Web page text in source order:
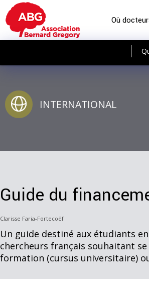
Où
INTERNATIONAL
Guide du
Clarisse Faria-Fortecoëf
Un guide destiné aux étudiants
chercheurs français souhaitant
formation (cursus universitaire)